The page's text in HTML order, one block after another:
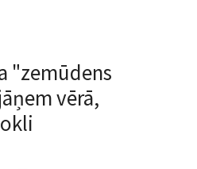
"zemūdens
vērā,